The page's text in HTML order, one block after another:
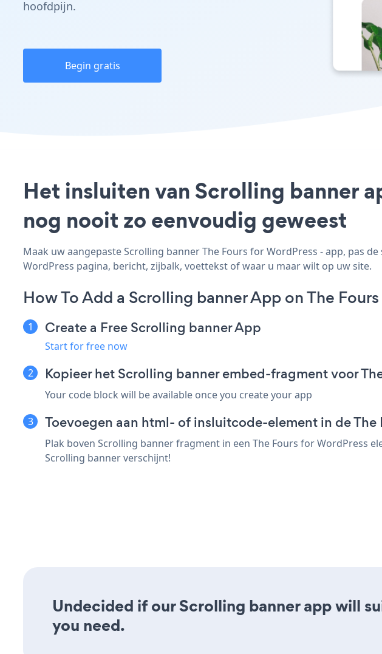
hoofdpijn.
Begin gratis
Het insluiten van Scrolling banner
nog nooit zo eenvoudig geweest
Maak uw aangepaste Scrolling banner The Fours for WordPress - app, pas
WordPress pagina, bericht, zijbalk, voettekst of waar u maar wilt op uw site.
How To Add a Scrolling banner App on The
Create a Free Scrolling banner App
Start for free now
Kopieer het Scrolling banner embed-fragment voor
Your code block will be available once you create your app
Toevoegen aan html- of insluitcode-element in de
Plak boven Scrolling banner fragment in een The Fours for WordPress
Scrolling banner verschijnt!
Undecided if our Scrolling banner app will
you need.